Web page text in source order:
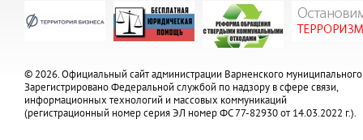
© 2026. Официальный сайт администрации Варненского муниципального
Зарегистрировано Федеральной службой по надзору в сфере связи,
информационных технологий и массовых коммуникаций
(регистрационный номер серия ЭЛ номер ФС 77-82930 от 14.03.2022 г.).